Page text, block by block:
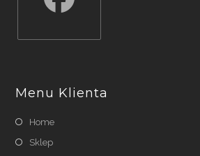
new
tab
Menu Klienta
Home
Sklep